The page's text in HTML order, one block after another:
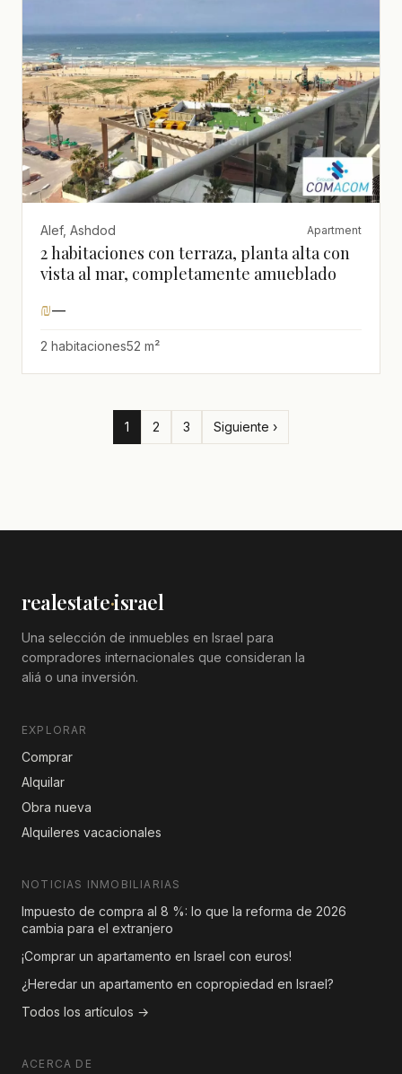
Alef, Ashdod Apartment
2 habitaciones con terraza, planta alta con
vista al mar, completamente amueblado
₪—
2 habitaciones52 m²
1 2 3 Siguiente ›
realestate·israel
Una selección de inmuebles en Israel para
compradores internacionales que consideran la
aliá o una inversión.
EXPLORAR
Comprar
Alquilar
Obra nueva
Alquileres vacacionales
NOTICIAS INMOBILIARIAS
Impuesto de compra al 8 %: lo que la reforma de 2026
cambia para el extranjero
¡Comprar un apartamento en Israel con euros!
¿Heredar un apartamento en copropiedad en Israel?
Todos los artículos →
ACERCA DE